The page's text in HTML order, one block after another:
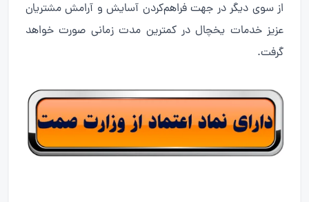
از سوی دیگر در جهت فراهم‌کردن آسایش و آرامش مشتریان
عزیز خدمات یخچال در کمترین مدت زمانی صورت خواهد
گرفت.